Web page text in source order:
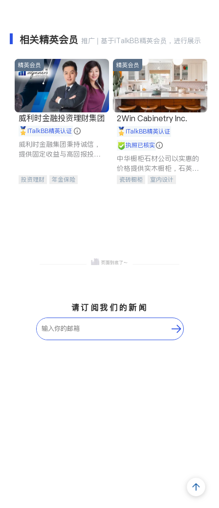
相关精英会员 推广 | 基于iTalkBB精英会员，进行展示
精英会员
威利时金融投资理财集团
iTalkBB精英认证
威利时金融集团秉持诚信，
提供固定收益与高回报投资
合，助力客户实现目标
投资理财
年金保险
精英会员
2Win Cabinetry Inc.
iTalkBB精英认证
执照已核实
中华橱柜石材公司以实惠的
价格提供实木橱柜，石英石
台面，多种优质不锈钢水
瓷砖橱柜
室内设计
请订阅我们的新闻